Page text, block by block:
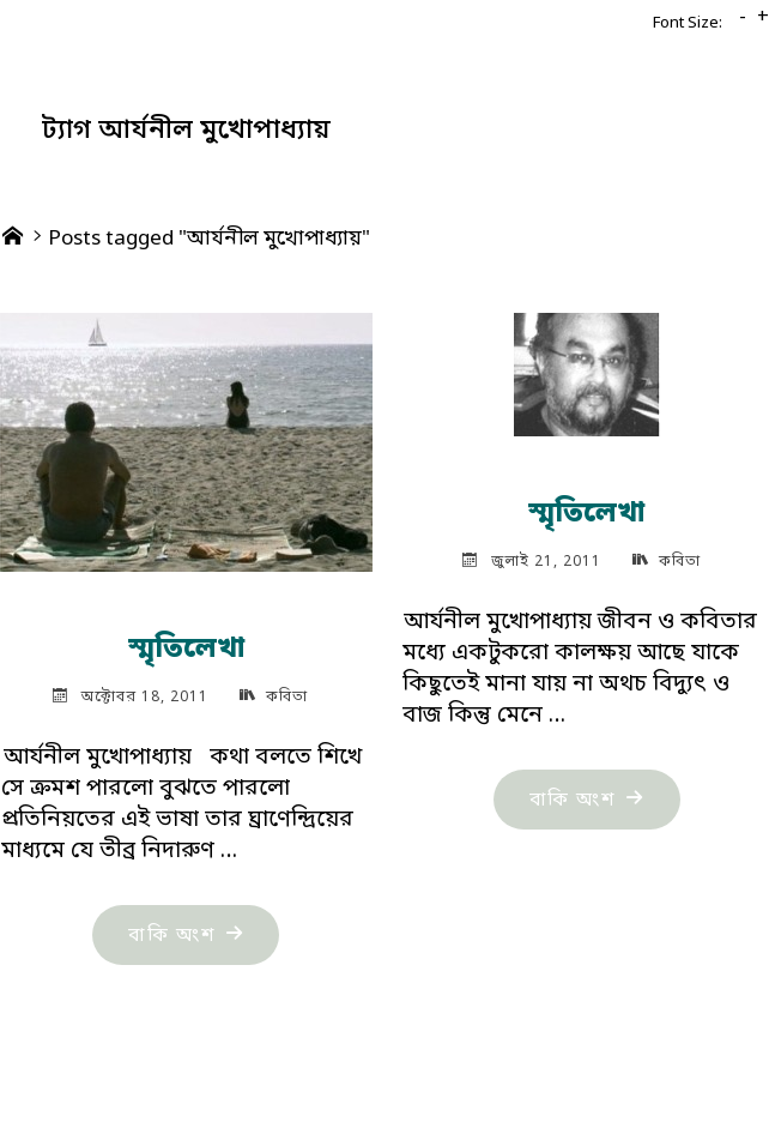
ট্যাগ আর্যনীল মুখোপাধ্যায়
HomePosts tagged "আর্যনীল মুখোপাধ্যায়"
স্মৃতিলেখা
অক্টোবর 18, 2011 কবিতা
আর্যনীল মুখোপাধ্যায় কথা বলতে শিখে
সে ক্রমশ পারলো বুঝতে পারলো
প্রতিনিয়তের এই ভাষা তার ঘ্রাণেন্দ্রিয়ের
মাধ্যমে যে তীব্র নিদারুণ …
বাকি অংশ "স্মৃতিলেখা"
স্মৃতিলেখা
জুলাই 21, 2011 কবিতা
আর্যনীল মুখোপাধ্যায় জীবন ও কবিতার
মধ্যে একটুকরো কালক্ষয় আছে যাকে
কিছুতেই মানা যায় না অথচ বিদ্যুৎ ও
বাজ কিন্তু মেনে …
বাকি অংশ "স্মৃতিলেখা"
Font Size: - +